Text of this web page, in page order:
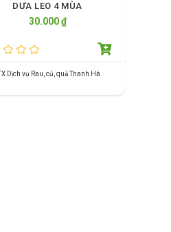
DƯA LEO 4 MÙA
30.000 ₫
Dịch vụ Rau, củ, quả Thanh Hà